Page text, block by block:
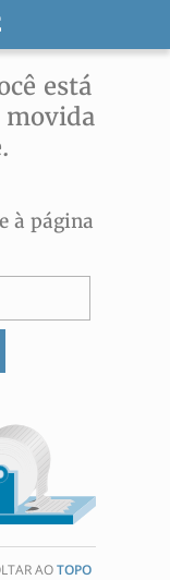
está
movida
à página
AOTOPO